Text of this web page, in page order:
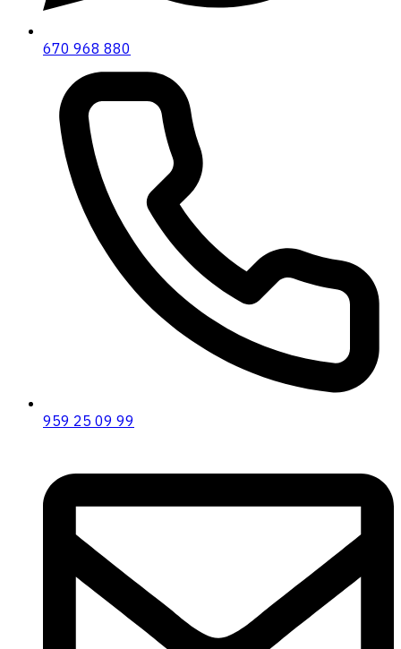
670 968 880
959 25 09 99